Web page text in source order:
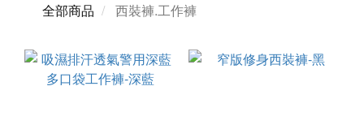
全部商品 西裝褲.工作褲